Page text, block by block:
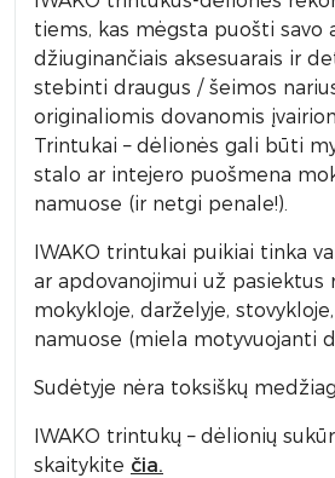
tiems, kas mėgsta puošti savo
džiuginančiais aksesuarais ir
stebinti draugus / šeimos
originaliomis dovanomis
Trintukai – dėlionės gali būti
stalo ar intejero puošmena
namuose (ir netgi penale!).
IWAKO trintukai puikiai tinka
ar apdovanojimui už pasiektus
mokykloje, darželyje,
namuose (miela motyvuojanti
Sudėtyje nėra toksiškų
IWAKO trintukų – dėlionių
skaitykite čia.